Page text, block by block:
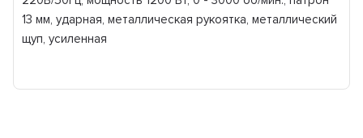
13 мм, ударная, металлическая рукоятка, металлический
щуп, усиленная